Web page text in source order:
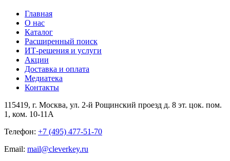
Главная
О нас
Каталог
Расширенный поиск
ИТ-решения и услуги
Акции
Доставка и оплата
Медиатека
Контакты
115419, г. Москва, ул. 2-й Рощинский проезд д. 8 эт. цок. пом.
1, ком. 10-11А
Телефон: +7 (495) 477-51-70
Email: mail@cleverkey.ru